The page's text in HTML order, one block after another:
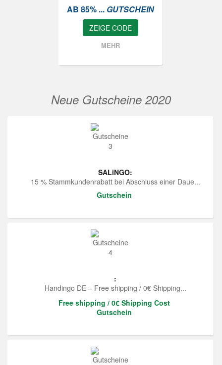
AB 85% ... GUTSCHEIN
ZEIGE CODE
MEHR
Neue Gutscheine 2020
SALiNGO:
15 % Stammkundenrabatt bei Abschluss einer Daue...
Gutschein
:
Handingo DE – Free shipping / 0€ Shipping...
Free shipping / 0€ Shipping Cost
Gutschein